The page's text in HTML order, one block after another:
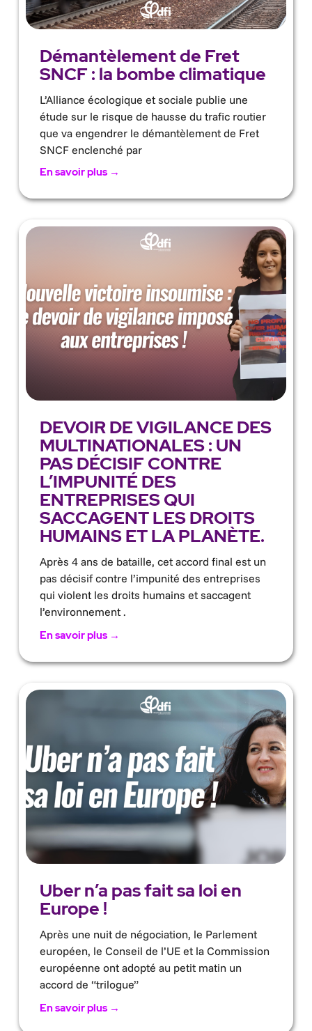
Démantèlement de Fret
SNCF : la bombe climatique
L’Alliance écologique et sociale publie une
étude sur le risque de hausse du trafic routier
que va engendrer le démantèlement de Fret
SNCF enclenché par
En savoir plus →
DEVOIR DE VIGILANCE DES
MULTINATIONALES : UN
PAS DÉCISIF CONTRE
L’IMPUNITÉ DES
ENTREPRISES QUI
SACCAGENT LES DROITS
HUMAINS ET LA PLANÈTE.
Après 4 ans de bataille, cet accord final est un
pas décisif contre l’impunité des entreprises
qui violent les droits humains et saccagent
l’environnement .
En savoir plus →
Uber n’a pas fait sa loi en
Europe !
Après une nuit de négociation, le Parlement
européen, le Conseil de l’UE et la Commission
européenne ont adopté au petit matin un
accord de “trilogue”
En savoir plus →